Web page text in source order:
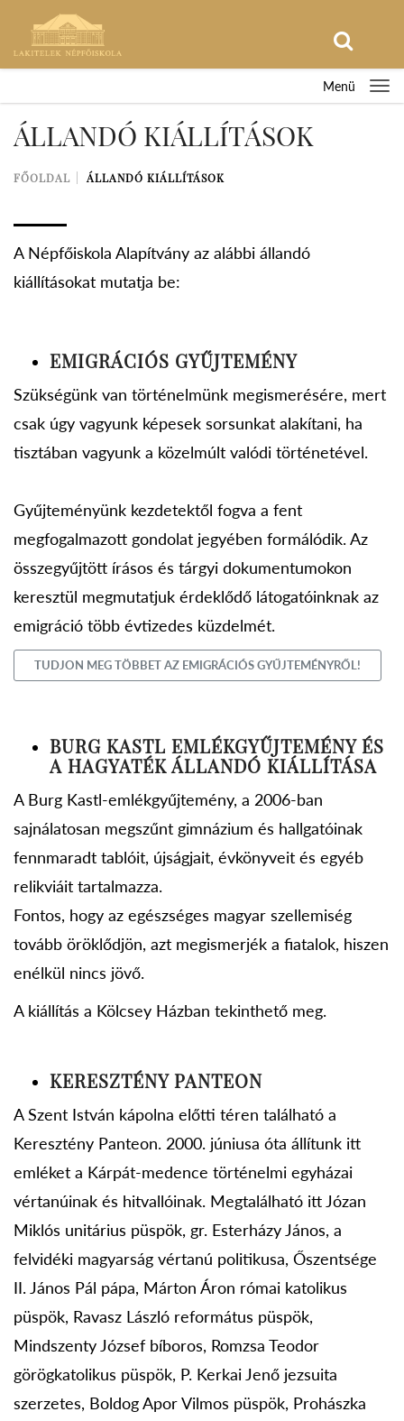
Menü
ÁLLANDÓ KIÁLLÍTÁSOK
FŐOLDAL ÁLLANDÓ KIÁLLÍTÁSOK
A Népfőiskola Alapítvány az alábbi állandó
kiállításokat mutatja be:
EMIGRÁCIÓS GYŰJTEMÉNY
Szükségünk van történelmünk megismerésére, mert
csak úgy vagyunk képesek sorsunkat alakítani, ha
tisztában vagyunk a közelmúlt valódi történetével.
Gyűjteményünk kezdetektől fogva a fent
megfogalmazott gondolat jegyében formálódik. Az
összegyűjtött írásos és tárgyi dokumentumokon
keresztül megmutatjuk érdeklődő látogatóinknak az
emigráció több évtizedes küzdelmét.
TUDJON MEG TÖBBET AZ EMIGRÁCIÓS GYŰJTEMÉNYRŐL!
BURG KASTL EMLÉKGYŰJTEMÉNY ÉS
A HAGYATÉK ÁLLANDÓ KIÁLLÍTÁSA
A Burg Kastl-emlékgyűjtemény, a 2006-ban
sajnálatosan megszűnt gimnázium és hallgatóinak
fennmaradt tablóit, újságjait, évkönyveit és egyéb
relikviáit tartalmazza.
Fontos, hogy az egészséges magyar szellemiség
tovább öröklődjön, azt megismerjék a fiatalok, hiszen
enélkül nincs jövő.
A kiállítás a Kölcsey Házban tekinthető meg.
KERESZTÉNY PANTEON
A Szent István kápolna előtti téren található a
Keresztény Panteon. 2000. júniusa óta állítunk itt
emléket a Kárpát-medence történelmi egyházai
vértanúinak és hitvallóinak. Megtalálható itt Józan
Miklós unitárius püspök, gr. Esterházy János, a
felvidéki magyarság vértanú politikusa, Őszentsége
II. János Pál pápa, Márton Áron római katolikus
püspök, Ravasz László református püspök,
Mindszenty József bíboros, Romzsa Teodor
görögkatolikus püspök, P. Kerkai Jenő jezsuita
szerzetes, Boldog Apor Vilmos püspök, Prohászka